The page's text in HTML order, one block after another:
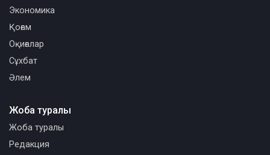
Экономика
Қоғам
Оқиғалар
Сұхбат
Әлем
Жоба туралы
Жоба туралы
Редакция